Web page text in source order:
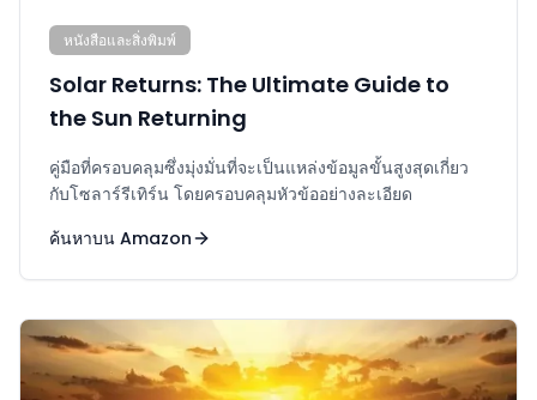
หนังสือและสิ่งพิมพ์
Solar Returns: The Ultimate Guide to
the Sun Returning
คู่มือที่ครอบคลุมซึ่งมุ่งมั่นที่จะเป็นแหล่งข้อมูลขั้นสูงสุดเกี่ยว
กับโซลาร์รีเทิร์น โดยครอบคลุมหัวข้ออย่างละเอียด
ค้นหาบน Amazon